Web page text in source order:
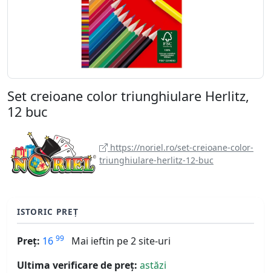
Set creioane color triunghiulare Herlitz,
12 buc
https://noriel.ro/set-creioane-color-
triunghiulare-herlitz-12-buc
ISTORIC PREȚ
Preț: 16 99
Mai ieftin pe 2 site-uri
Ultima verificare de preț: astăzi